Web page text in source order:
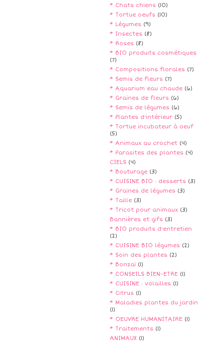
* Chats chiens (10)
* Tortue oeufs (10)
* Légumes (9)
* Insectes (8)
* Roses (8)
* BIO produits cosmétiques
(7)
* Compositions florales (7)
* Semis de fleurs (7)
* Aquarium eau chaude (6)
* Graines de fleurs (6)
* Semis de légumes (6)
* Plantes d'intérieur (5)
* Tortue incubateur à oeuf
(5)
* Animaux au crochet (4)
* Parasites des plantes (4)
CIELS (4)
* Bouturage (3)
* CUISINE BIO : desserts (3)
* Graines de légumes (3)
* Taille (3)
* Tricot pour animaux (3)
Bannières et gifs (3)
* BIO produits d'entretien
(2)
* CUISINE BIO légumes (2)
* Soin des plantes (2)
* Bonzaï (1)
* CONSEILS BIEN-ETRE (1)
* CUISINE : volailles (1)
* Citrus (1)
* Maladies plantes du jardin
(1)
* OEUVRE HUMANITAIRE (1)
* Traitements (1)
ANIMAUX (1)